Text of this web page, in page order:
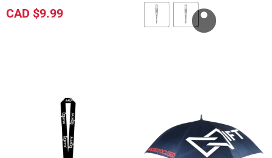
CAD $9.99